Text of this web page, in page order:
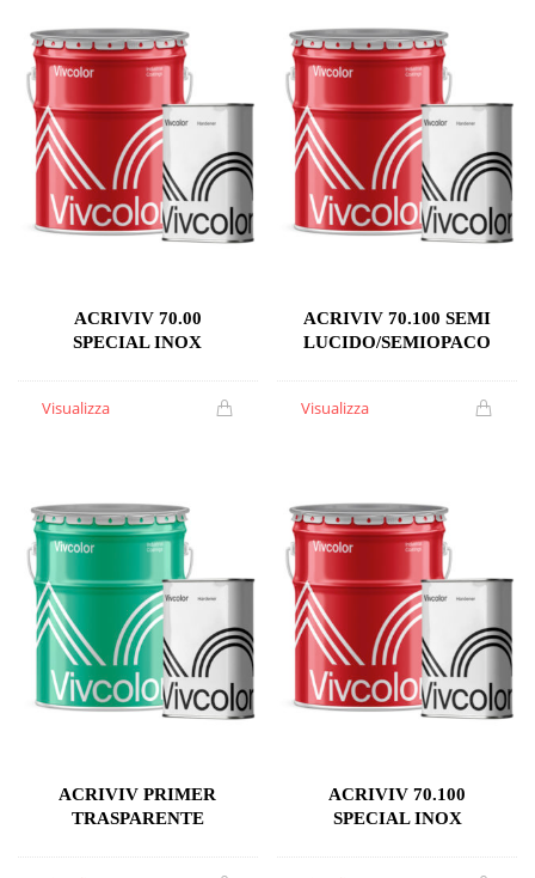
ACRIVIV 70.00
SPECIAL INOX
Visualizza
ACRIVIV 70.100 SEMI
LUCIDO/SEMIOPACO
Visualizza
ACRIVIV PRIMER
TRASPARENTE
ACRIVIV 70.100
SPECIAL INOX